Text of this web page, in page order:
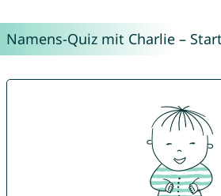
Namens-Quiz mit Charlie –